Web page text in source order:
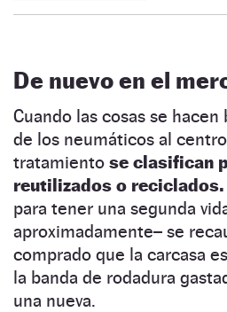
De nuevo en el
Cuando las cosas se
de los neumáticos al
tratamiento se clasifican
reutilizados o reciclados.
para tener una segunda
aproximadamente– se
comprado que la carcasa
la banda de rodadura
una nueva.